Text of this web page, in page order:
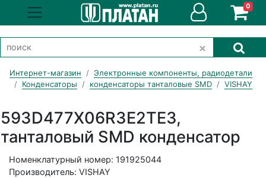
0
Интернет-магазин
Электронные компоненты, радиодетали
Конденсаторы
конденсаторы танталовые SMD VISHAY
593D477X06R3E2TE3,
танталовый SMD конденсатор
Номенклатурный номер: 191925044
Производитель: VISHAY